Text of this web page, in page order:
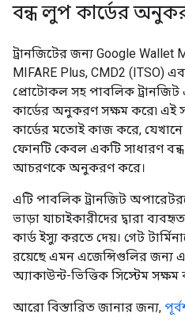
বন্ধ লুপ কার্ডের
ট্রানজিটের জন্য Google Wallet
MIFARE Plus, CMD2 (ITSO)
প্রোটোকল সহ পাবলিক ট্রানজিট
কার্ডের অনুকরণ সক্ষম করে৷ এই
কার্ডের মতোই কাজ করে,
ফোনটি কেবল একটি সাধারণ বন্ধ
আচরণকে অনুকরণ করে।
এটি পাবলিক ট্রানজিট
ভাড়া যাচাইকারীদের দ্বারা
কার্ড ইস্যু করতে দেয়। গেট
রয়েছে এমন এজেন্সিগুলির জন্য
অ্যাকাউন্ট-ভিত্তিক সিস্টেম
আরো বিস্তারিত জানার জন্য,